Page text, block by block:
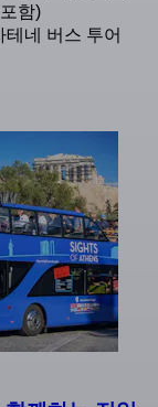
함)
네 버스 투어